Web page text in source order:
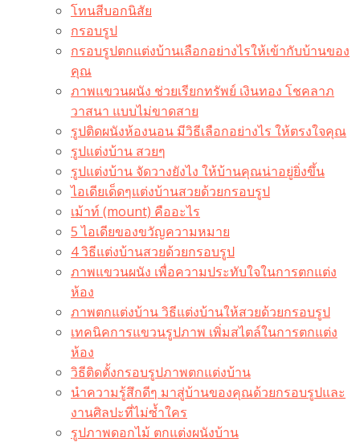
โทนสีบอกนิสัย
กรอบรูป
กรอบรูปตกแต่งบ้านเลือกอย่างไรให้เข้ากับบ้านของ
คุณ
ภาพแขวนผนัง ช่วยเรียกทรัพย์ เงินทอง โชคลาภ
วาสนา แบบไม่ขาดสาย
รูปติดผนังห้องนอน มีวิธีเลือกอย่างไร ให้ตรงใจคุณ
รูปแต่งบ้าน สวยๆ
รูปแต่งบ้าน จัดวางยังไง ให้บ้านคุณน่าอยู่ยิ่งขึ้น
ไอเดียเด็ดๆแต่งบ้านสวยด้วยกรอบรูป
เม้าท์ (mount) คืออะไร​
5 ไอเดียของขวัญความหมาย
4 วิธีแต่งบ้านสวยด้วยกรอบรูป
ภาพแขวนผนัง เพื่อความประทับใจในการตกแต่ง
ห้อง
ภาพตกแต่งบ้าน วิธีแต่งบ้านให้สวยด้วยกรอบรูป
เทคนิคการแขวนรูปภาพ เพิ่มสไตล์ในการตกแต่ง
ห้อง
วิธีติดตั้งกรอบรูปภาพตกแต่งบ้าน
นำความรู้สึกดีๆ มาสู่บ้านของคุณด้วยกรอบรูปและ
งานศิลปะที่ไม่ซ้ำใคร
รูปภาพดอกไม้ ตกแต่งผนังบ้าน